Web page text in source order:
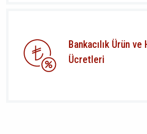
Bankacılık Ürün ve
Ücretleri